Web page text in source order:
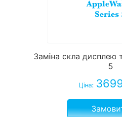
Заміна скла дисплею
5
Ціна: